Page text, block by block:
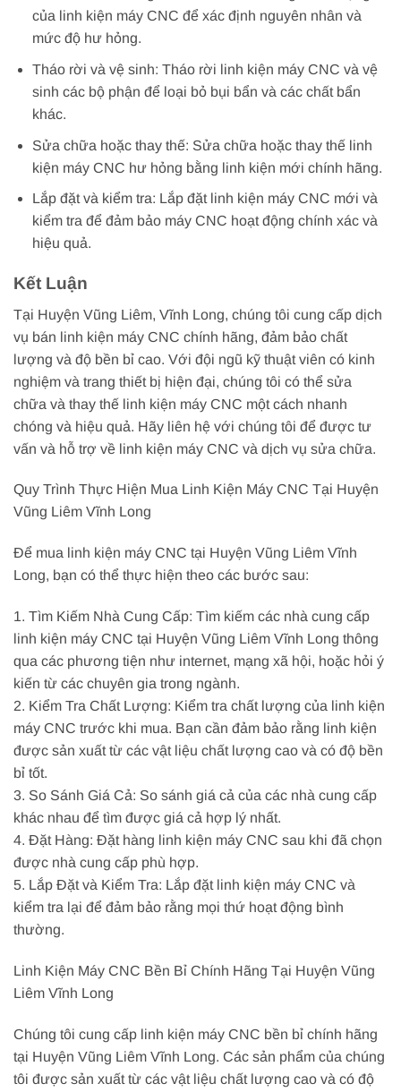
của linh kiện máy CNC để xác định nguyên nhân và
mức độ hư hỏng.
Tháo rời và vệ sinh: Tháo rời linh kiện máy CNC và vệ
sinh các bộ phận để loại bỏ bụi bẩn và các chất bẩn
khác.
Sửa chữa hoặc thay thế: Sửa chữa hoặc thay thế linh
kiện máy CNC hư hỏng bằng linh kiện mới chính hãng.
Lắp đặt và kiểm tra: Lắp đặt linh kiện máy CNC mới và
kiểm tra để đảm bảo máy CNC hoạt động chính xác và
hiệu quả.
Kết Luận
Tại Huyện Vũng Liêm, Vĩnh Long, chúng tôi cung cấp dịch
vụ bán linh kiện máy CNC chính hãng, đảm bảo chất
lượng và độ bền bỉ cao. Với đội ngũ kỹ thuật viên có kinh
nghiệm và trang thiết bị hiện đại, chúng tôi có thể sửa
chữa và thay thế linh kiện máy CNC một cách nhanh
chóng và hiệu quả. Hãy liên hệ với chúng tôi để được tư
vấn và hỗ trợ về linh kiện máy CNC và dịch vụ sửa chữa.
Quy Trình Thực Hiện Mua Linh Kiện Máy CNC Tại Huyện
Vũng Liêm Vĩnh Long
Để mua linh kiện máy CNC tại Huyện Vũng Liêm Vĩnh
Long, bạn có thể thực hiện theo các bước sau:
1. Tìm Kiếm Nhà Cung Cấp: Tìm kiếm các nhà cung cấp
linh kiện máy CNC tại Huyện Vũng Liêm Vĩnh Long thông
qua các phương tiện như internet, mạng xã hội, hoặc hỏi ý
kiến từ các chuyên gia trong ngành.
2. Kiểm Tra Chất Lượng: Kiểm tra chất lượng của linh kiện
máy CNC trước khi mua. Bạn cần đảm bảo rằng linh kiện
được sản xuất từ các vật liệu chất lượng cao và có độ bền
bỉ tốt.
3. So Sánh Giá Cả: So sánh giá cả của các nhà cung cấp
khác nhau để tìm được giá cả hợp lý nhất.
4. Đặt Hàng: Đặt hàng linh kiện máy CNC sau khi đã chọn
được nhà cung cấp phù hợp.
5. Lắp Đặt và Kiểm Tra: Lắp đặt linh kiện máy CNC và
kiểm tra lại để đảm bảo rằng mọi thứ hoạt động bình
thường.
Linh Kiện Máy CNC Bền Bỉ Chính Hãng Tại Huyện Vũng
Liêm Vĩnh Long
Chúng tôi cung cấp linh kiện máy CNC bền bỉ chính hãng
tại Huyện Vũng Liêm Vĩnh Long. Các sản phẩm của chúng
tôi được sản xuất từ các vật liệu chất lượng cao và có độ